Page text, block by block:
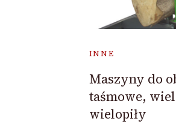
INNE
Maszyny do
taśmowe,
wielopiły